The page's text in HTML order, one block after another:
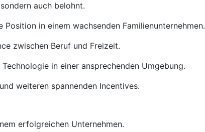
auch belohnt.
in einem wachsenden Familienunternehmen.
zwischen Beruf und Freizeit.
in einer ansprechenden Umgebung.
weiteren spannenden Incentives.
erfolgreichen Unternehmen.